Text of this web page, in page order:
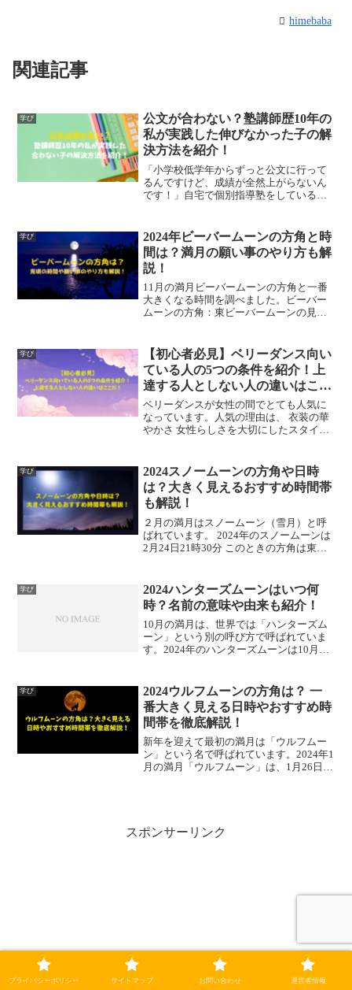
himebaba
関連記事
学び
公文が合わない？塾講師歴10年の
私が実践した伸びなかった子の解
決方法を紹介！
「小学校低学年からずっと公文に行って
るんですけど、成績が全然上がらないん
です！」自宅で個別指導塾をしている
年からの学習のお稽古事としておなじみ
の公文ですが、実はその学習...
学び
2024年ビーバームーンの方角と時
間は？満月の願い事のやり方も解
説！
11月の満月ビーバームーンの方角と一番
大きくなる時間を調べました。ビーバー
ムーンの方角：東ビーバームーンの見頃
事が最適なのでしょうか？ビーバームー
ンの願い...
学び
【初心者必見】ベリーダンス向い
ている人の5つの条件を紹介！上
達する人としない人の違いはここ
だ！
ベリーダンスが女性の間でとても人気に
なっています。人気の理由は、 衣装の華
やかさ 女性らしさを大切にしたスタイル
るところもその魅力のひとつです。思い
立ったら即行動派の...
学び
2024スノームーンの方角や日時
は？大きく見えるおすすめ時間帯
も解説！
２月の満月はスノームーン（雪月）と呼
ばれています。 2024年のスノームーンは
2月24日21時30分 このときの方角は東寄
調べました。この記事では、スノームー
ンのよく見...
学び
2024ハンターズムーンはいつ何
時？名前の意味や由来も紹介！
10月の満月は、世界では「ハンターズム
ーン」という別の呼び方で呼ばれていま
す。2024年のハンターズムーンは10月17
名で呼ばれているのですが、ハンターズ
ムーンとは...
学び
2024ウルフムーンの方角は？ 一
番大きく見える日時やおすすめ時
間帯を徹底解説！
新年を迎えて最初の満月は「ウルフムー
ン」という名で呼ばれています。2024年1
月の満月「ウルフムーン」は、1月26日！
スポンサーリンク
プライバシーポリシー サイトマップ お問い合わせ 運営者情報